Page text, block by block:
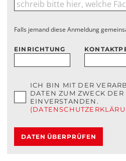
Falls jemand diese Anmeldung
EINRICHTUNG
ICH BIN MIT DER
DATEN ZUM ZWECK
EINVERSTANDEN.
DATEN ÜBERPRÜFEN